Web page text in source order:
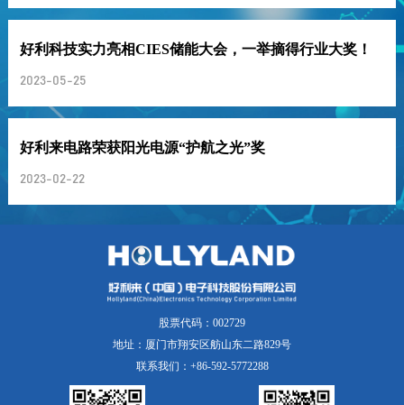
好利科技实力亮相CIES储能大会，一举摘得行业大奖！
2023-05-25
好利来电路荣获阳光电源“护航之光”奖
2023-02-22
股票代码：002729
地址：厦门市翔安区舫山东二路829号
联系我们：+86-592-5772288